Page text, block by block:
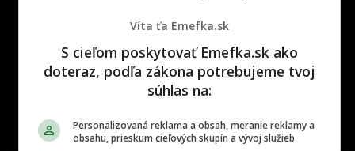
One time najzábavnejšie miesto na
najzabávnejšie miesto na svete
Víta ťa Emefka.sk
S cieľom poskytovať Emefka.sk ako
doteraz, podľa zákona potrebujeme tvoj
súhlas na:
Personalizovaná reklama a obsah, meranie reklamy a
obsahu, prieskum cieľových skupín a vývoj služieb